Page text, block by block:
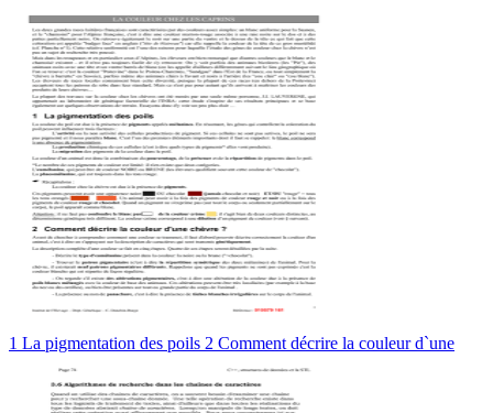
1 La pigmentation des poils 2 Comment décrire la couleur d`une